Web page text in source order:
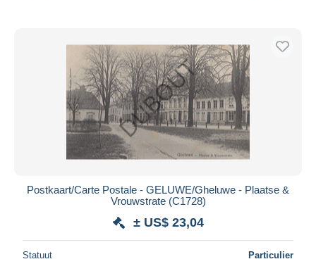
Postkaart/Carte Postale - GELUWE/Gheluwe - Plaatse &
Vrouwstrate (C1728)
± US$ 23,04
Statuut Particulier